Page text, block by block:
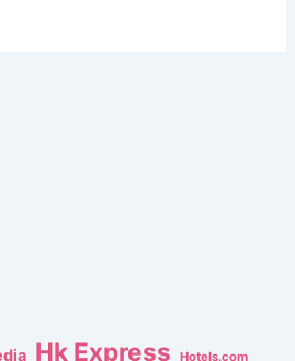
Hk Express Hotels.com